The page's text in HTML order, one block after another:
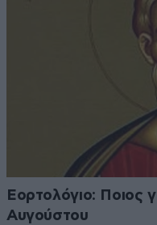
Εορτολόγιο: Ποιος
Αυγούστου